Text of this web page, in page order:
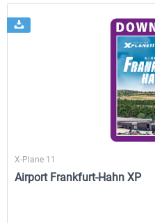
Airport Berlin Brandenburg V2 XP
30,45 € *
X-Plane 11
Airport Frankfurt-Hahn XP